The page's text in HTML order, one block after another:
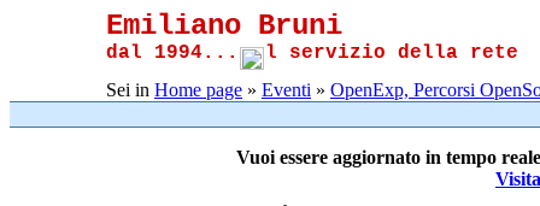
Emiliano Bruni
dal 1994... l servizio della rete
Sei in Home page » Eventi » OpenExp, Percorsi
Vuoi essere aggiornato in tempo